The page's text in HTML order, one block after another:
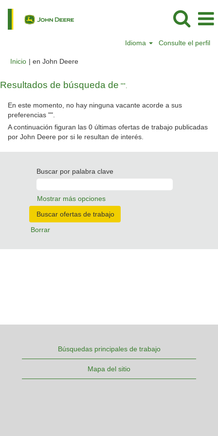
Idioma Consulte el perfil
Inicio | en John Deere(página
Resultados de búsqueda de "".
En este momento, no hay ninguna vacante acorde a sus
preferencias "".
A continuación figuran las 0 últimas ofertas de trabajo publicadas
por John Deere por si le resultan de interés.
Buscar por palabra clave
Mostrar más opciones
Borrar
Búsquedas principales de trabajo
Mapa del sitio